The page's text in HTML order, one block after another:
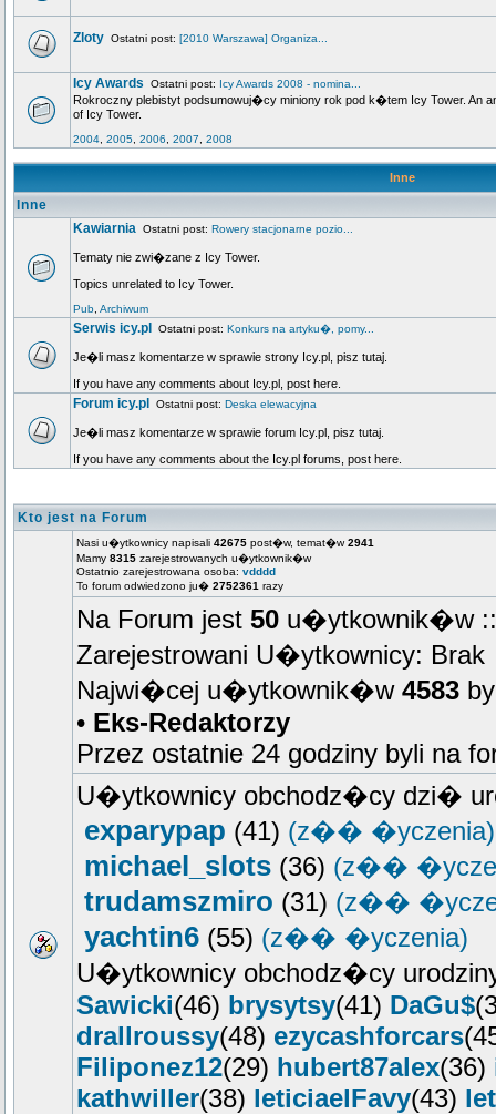
Zloty Ostatni post: [2010 Warszawa] Organiza...
Icy Awards Ostatni post: Icy Awards 2008 - nomina...
Rokroczny plebistyt podsumowuj�cy miniony rok pod k�tem Icy Tower. An
of Icy Tower.
2004 2005 2006 2007 2008
Inne
Inne
Kawiarnia Ostatni post: Rowery stacjonarne pozio...
Tematy nie zwi�zane z Icy Tower.
Topics unrelated to Icy Tower.
Pub Archiwum
Serwis icy.pl Ostatni post: Konkurs na artyku�, pomy...
Je�li masz komentarze w sprawie strony Icy.pl, pisz tutaj.
If you have any comments about Icy.pl, post here.
Forum icy.pl Ostatni post: Deska elewacyjna
Je�li masz komentarze w sprawie forum Icy.pl, pisz tutaj.
If you have any comments about the Icy.pl forums, post here.
Kto jest na Forum
Nasi u�ytkownicy napisali 42675 post�w, temat�w2941
Mamy 8315 zarejestrowanych u�ytkownik�w
Ostatnio zarejestrowana osoba: vdddd
To forum odwiedzono ju� 2752361 razy
Na Forum jest 50 u�ytkownik�w ::
Zarejestrowani U�ytkownicy: Brak
Najwi�cej u�ytkownik�w 4583
• Eks-Redaktorzy
Przez ostatnie 24 godziny byli na
U�ytkownicy obchodz�cy dzi�
exparypap (41) (z�� �yczenia)
michael_slots (36) (z��
trudamszmiro (31) (z��
yachtin6 (55) (z�� �yczenia)
U�ytkownicy obchodz�cy
Sawicki(46) brysytsy(41) DaGu$
drallroussy(48) ezycashforcars
Filiponez12(29) hubert87alex(36)
kathwiller(38) leticiaelFavy(43)